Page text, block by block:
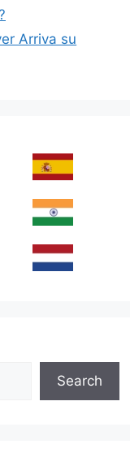
Arriva su
Search